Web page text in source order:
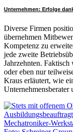
Unternehmen: Erfolge
Diverse Firmen
übernehmen
Kompetenz zu
jede zweite
Jahrzehnten.
oder eben nur
Kraus erläutert, wie